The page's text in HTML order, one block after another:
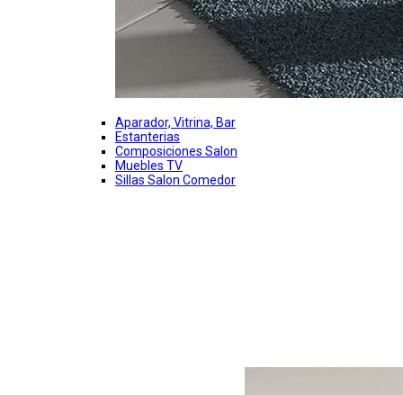
Aparador, Vitrina, Bar
Estanterias
Composiciones Salon
Muebles TV
Sillas Salon Comedor